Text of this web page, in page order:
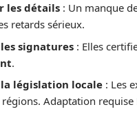
les détails : Un manque
retards sérieux.
signatures : Elles
.
législation locale : Les
Adaptation requise